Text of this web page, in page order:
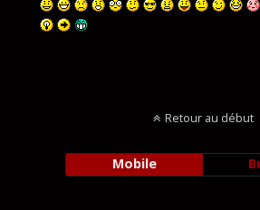
Retour au début
Mobile